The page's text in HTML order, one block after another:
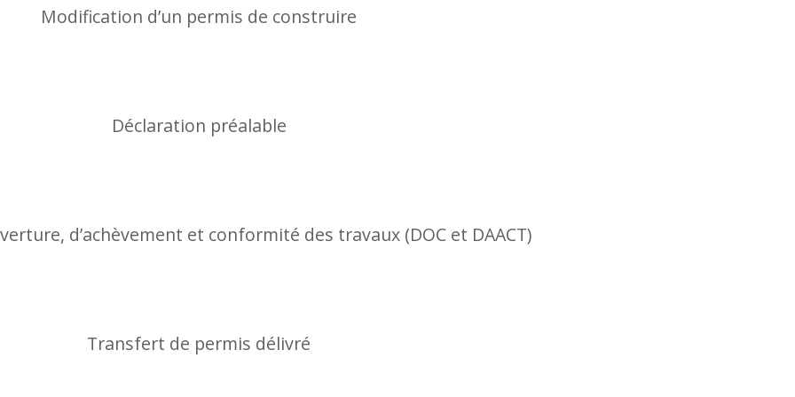
Modification d’un permis de construire
Déclaration préalable
d’achèvement et conformité des travaux (DOC et DAACT)
Transfert de permis délivré